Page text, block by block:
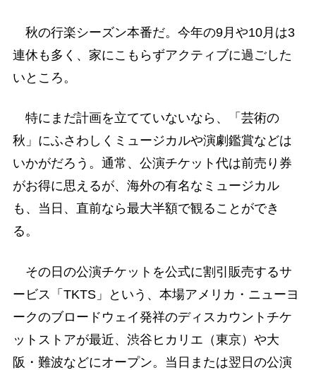
秋の行楽シーズン本番だ。今年の9月や10月は3
連休も多く、家にこもらずアクティブに過ごした
いところ。
特にまだ計画を立てていないなら、「芸術の
秋」にふさわしくミュージカルや演劇鑑賞などは
いかがだろう。通常、公演チケット代は前売り券
がお得に思えるが、海外の有名なミュージカル
も、当日、直前なら最大半額で観ることができ
る。
その日の公演チケットを公式に割引販売するサ
ービス「TKTS」という、本場アメリカ・ニューヨ
ークのブロードウェイ発祥のディスカウントチケ
ットストアが最近、渋谷ヒカリエ（東京）や大
阪・難波などにオープン。当日または翌日の公演